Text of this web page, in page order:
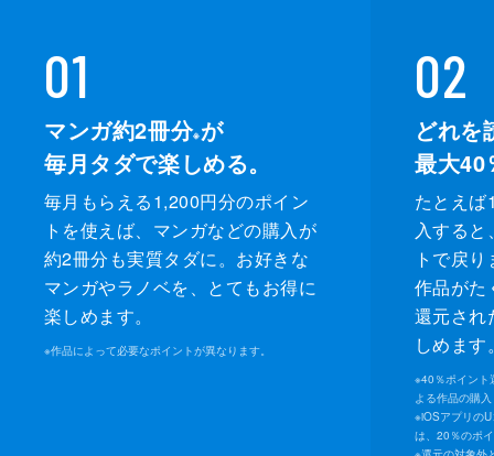
01
マンガ約2冊分※が
毎月タダで楽しめる。
毎月もらえる1,200円分のポイン
トを使えば、マンガなどの購入が
約2冊分も実質タダに。お好きな
マンガやラノベを、とてもお得に
楽しめます。
※作品によって必要なポイントが異なります。
02
どれを
最大40
たとえ
入する
トで戻
作品がた
還元され
しめます
※40％ポイント
よる作品の購
※iOSアプリの
は、20％のポ